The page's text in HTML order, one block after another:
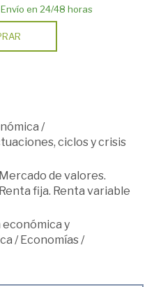
en 24/48 horas
/
ciclos y crisis
Mercado de valores.
fija. Renta variable
y
/ Economías/